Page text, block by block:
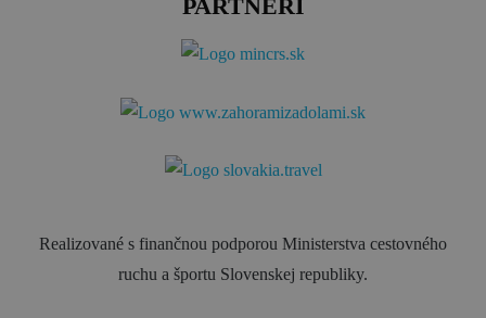
PARTNERI
Realizované s finančnou podporou Ministerstva cestovného
ruchu a športu Slovenskej republiky.